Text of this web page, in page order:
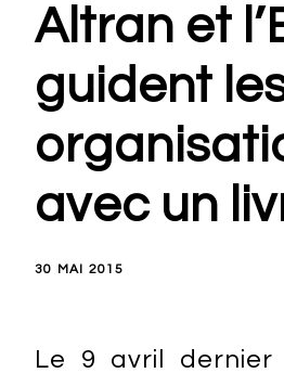
Altran et
guident
avec un
30 MAI 2015
Le 9 avril